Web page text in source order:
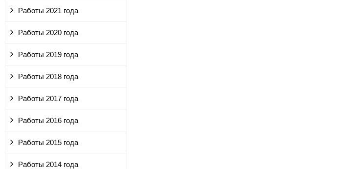
Работы 2021 года
Работы 2020 года
Работы 2019 года
Работы 2018 года
Работы 2017 года
Работы 2016 года
Работы 2015 года
Работы 2014 года